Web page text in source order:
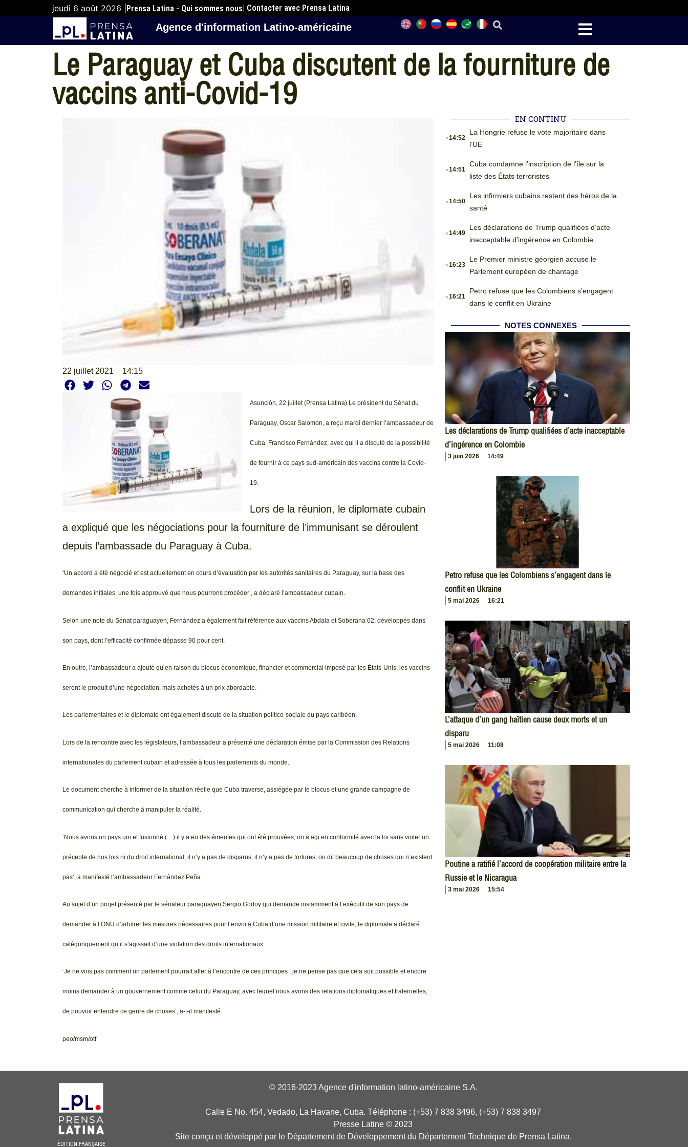
jeudi 6 août 2026 | Prensa Latina - Qui sommes nous| Contacter avec Prensa Latina
Agence d'information Latino-américaine
Le Paraguay et Cuba discutent de la fourniture de
vaccins anti-Covid-19
22 juillet 2021 14:15
Asunción, 22 juillet (Prensa Latina) Le président du Sénat du
Paraguay, Oscar Salomon, a reçu mardi dernier l’ambassadeur de
Cuba, Francisco Fernández, avec qui il a discuté de la possibilité
de fournir à ce pays sud-américain des vaccins contre la Covid-
19.
Lors de la réunion, le diplomate cubain
a expliqué que les négociations pour la fourniture de l’immunisant se déroulent
depuis l’ambassade du Paraguay à Cuba.
‘Un accord a été négocié et est actuellement en cours d’évaluation par les autorités sanitaires du Paraguay, sur la base des
demandes initiales, une fois approuvé que nous pourrons procéder’, a déclaré l’ambassadeur cubain.
Selon une note du Sénat paraguayen, Fernández a également fait référence aux vaccins Abdala et Soberana 02, développés dans
son pays, dont l’efficacité confirmée dépasse 90 pour cent.
En outre, l’ambassadeur a ajouté qu’en raison du blocus économique, financier et commercial imposé par les États-Unis, les vaccins
seront le produit d’une négociation, mais achetés à un prix abordable.
Les parlementaires et le diplomate ont également discuté de la situation politico-sociale du pays caribéen.
Lors de la rencontre avec les législateurs, l’ambassadeur a présenté une déclaration émise par la Commission des Relations
internationales du parlement cubain et adressée à tous les parlements du monde.
Le document cherche à informer de la situation réelle que Cuba traverse, assiégée par le blocus et une grande campagne de
communication qui cherche à manipuler la réalité.
‘Nous avons un pays uni et fusionné (…) il y a eu des émeutes qui ont été prouvées; on a agi en conformité avec la loi sans violer un
précepte de nos lois ni du droit international, il n’y a pas de disparus, il n’y a pas de tortures, on dit beaucoup de choses qui n’existent
pas’, a manifesté l’ambassadeur Fernández Peña.
Au sujet d’un projet présenté par le sénateur paraguayen Sergio Godoy qui demande instamment à l’exécutif de son pays de
demander à l’ONU d’arbitrer les mesures nécessaires pour l’envoi à Cuba d’une mission militaire et civile, le diplomate a déclaré
catégoriquement qu’il s’agissait d’une violation des droits internationaux.
‘Je ne vois pas comment un parlement pourrait aller à l’encontre de ces principes ; je ne pense pas que cela soit possible et encore
moins demander à un gouvernement comme celui du Paraguay, avec lequel nous avons des relations diplomatiques et fraternelles,
de pouvoir entendre ce genre de choses’, a-t-il manifesté.
peo/msm/otf
EN CONTINU
.14:52
La Hongrie refuse le vote majoritaire dans
l’UE
.14:51
Cuba condamne l’inscription de l’île sur la
liste des États terroristes
.14:50
Les infirmiers cubains restent des héros de la
santé
.14:49
Les déclarations de Trump qualifiées d’acte
inacceptable d’ingérence en Colombie
.16:23
Le Premier ministre géorgien accuse le
Parlement européen de chantage
.16:21
Petro refuse que les Colombiens s’engagent
dans le conflit en Ukraine
NOTES CONNEXES
Les déclarations de Trump qualifiées d’acte inacceptable
d’ingérence en Colombie
3 juin 2026 14:49
Petro refuse que les Colombiens s’engagent dans le
conflit en Ukraine
5 mai 2026 16:21
L’attaque d’un gang haïtien cause deux morts et un
disparu
5 mai 2026 11:08
Poutine a ratifié l’accord de coopération militaire entre la
Russie et le Nicaragua
3 mai 2026 15:54
ÉDITION FRANÇAISE
© 2016-2023 Agence d'information latino-américaine S.A.
Calle E No. 454, Vedado, La Havane, Cuba. Téléphone : (+53) 7 838 3496, (+53) 7 838 3497
Presse Latine © 2023
Site conçu et développé par le Département de Développement du Département Technique de Prensa Latina.